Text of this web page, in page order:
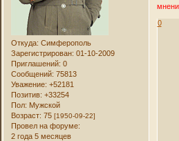
Откуда: Симферополь
Зарегистрирован: 01-10-2009
Приглашений: 0
Сообщений: 75813
Уважение: +52181
Позитив: +33254
Пол: Мужской
Возраст: 75[1950-09-22]
Провел на форуме:
2 года 5 месяцев
0